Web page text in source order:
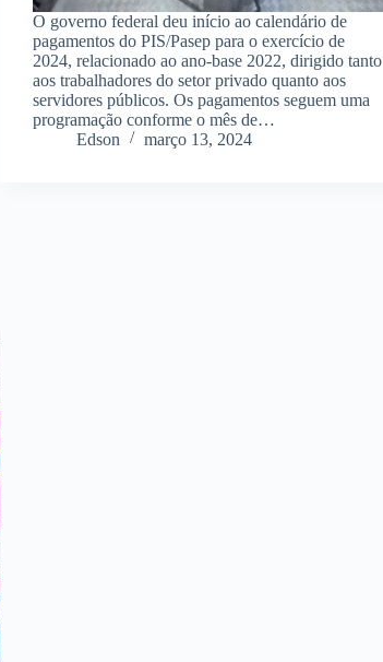
O governo federal deu início ao calendário de
pagamentos do PIS/Pasep para o exercício de
2024, relacionado ao ano-base 2022, dirigido tanto
aos trabalhadores do setor privado quanto aos
servidores públicos. Os pagamentos seguem uma
programação conforme o mês de…
Edson
março 13, 2024